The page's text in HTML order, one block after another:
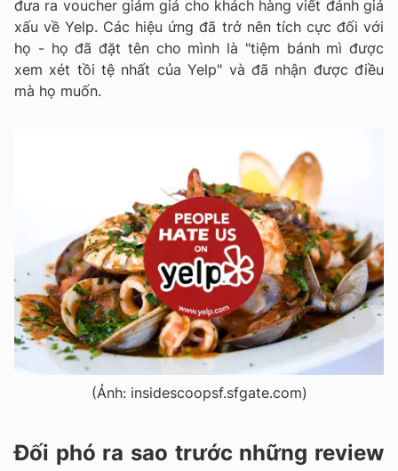
đưa ra voucher giảm giá cho khách hàng viết đánh giá
xấu về Yelp. Các hiệu ứng đã trở nên tích cực đối với
họ - họ đã đặt tên cho mình là "tiệm bánh mì được
xem xét tồi tệ nhất của Yelp" và đã nhận được điều
mà họ muốn.
(Ảnh: insidescoopsf.sfgate.com)
Đối phó ra sao trước những review